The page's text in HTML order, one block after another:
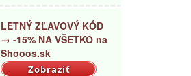
LETNÝ ZĽAVOVÝ KÓD
→ -15% NA VŠETKO na
Shooos.sk
Zobraziť